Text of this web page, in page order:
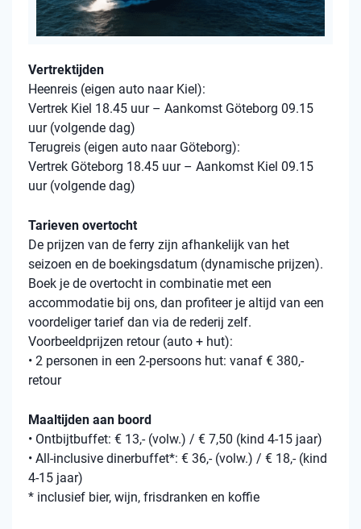
Vertrektijden
Heenreis (eigen auto naar Kiel):
Vertrek Kiel 18.45 uur – Aankomst Göteborg 09.15
uur (volgende dag)
Terugreis (eigen auto naar Göteborg):
Vertrek Göteborg 18.45 uur – Aankomst Kiel 09.15
uur (volgende dag)
Tarieven overtocht
De prijzen van de ferry zijn afhankelijk van het
seizoen en de boekingsdatum (dynamische prijzen).
Boek je de overtocht in combinatie met een
accommodatie bij ons, dan profiteer je altijd van een
voordeliger tarief dan via de rederij zelf.
Voorbeeldprijzen retour (auto + hut):
• 2 personen in een 2-persoons hut: vanaf € 380,-
retour
Maaltijden aan boord
• Ontbijtbuffet: € 13,- (volw.) / € 7,50 (kind 4-15 jaar)
• All-inclusive dinerbuffet*: € 36,- (volw.) / € 18,- (kind
4-15 jaar)
* inclusief bier, wijn, frisdranken en koffie